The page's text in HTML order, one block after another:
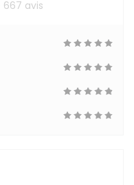
667 avis